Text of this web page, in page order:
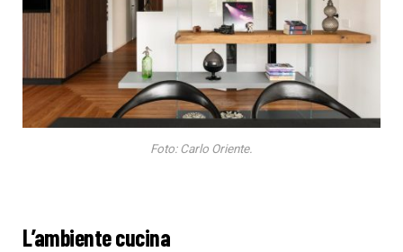
Foto: Carlo Oriente.
L’ambiente cucina